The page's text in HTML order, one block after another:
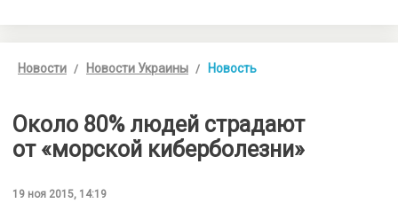
Новости Новости Украины Новость
Около 80% людей страдают
от «морской киберболезни»
19 ноя 2015, 14:19